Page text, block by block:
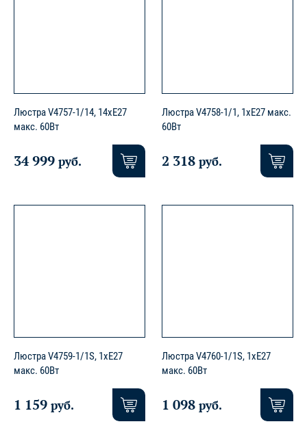
Люстра V4757-1/14, 14хE27
макс. 60Вт
34 999 руб.
Люстра V4758-1/1, 1хE27 макс.
60Вт
2 318 руб.
Люстра V4759-1/1S, 1хE27
макс. 60Вт
1 159 руб.
Люстра V4760-1/1S, 1хE27
макс. 60Вт
1 098 руб.